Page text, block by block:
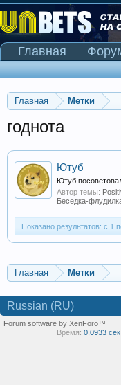
Главная Метки
годнота
Ютуб
Ютуб
Автор темы:
Беседка-
Показано результатов: с 1
Главная Метки
Главная
Сканер Pinnacle
Russian (RU)
Forum software by XenForo™
Время: 0,0933 сек.